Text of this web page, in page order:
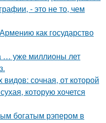
- это не то, чем
как государство
… уже миллионы лет
сочная, от которой
которую хочется
богатым рэпером в